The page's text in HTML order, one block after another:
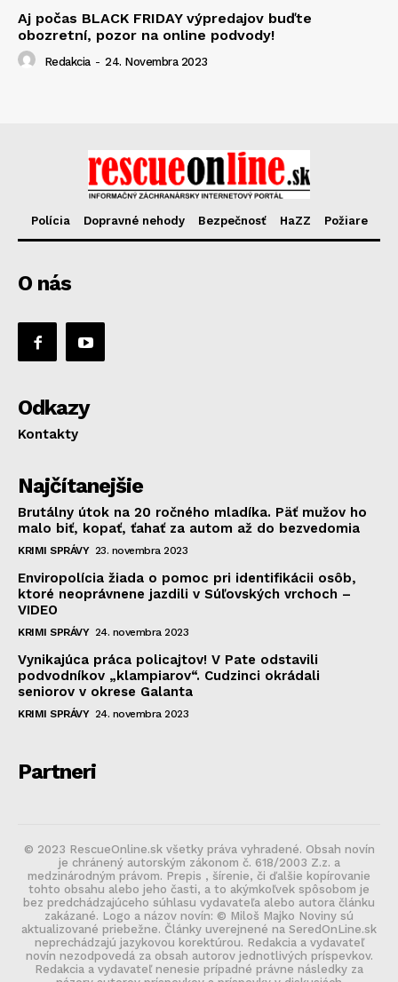
Aj počas BLACK FRIDAY výpredajov buďte
obozretní, pozor na online podvody!
Redakcia - 24. Novembra 2023
Polícia Dopravné nehody Bezpečnosť HaZZ Požiare
O nás
Odkazy
Kontakty
Najčítanejšie
Brutálny útok na 20 ročného mladíka. Päť mužov ho
malo biť, kopať, ťahať za autom až do bezvedomia
KRIMI SPRÁVY 23. novembra 2023
Enviropolícia žiada o pomoc pri identifikácii osôb,
ktoré neoprávnene jazdili v Súľovských vrchoch –
VIDEO
KRIMI SPRÁVY 24. novembra 2023
Vynikajúca práca policajtov! V Pate odstavili
podvodníkov „klampiarov“. Cudzinci okrádali
seniorov v okrese Galanta
KRIMI SPRÁVY 24. novembra 2023
Partneri
© 2023 RescueOnline.sk všetky práva vyhradené. Obsah novín
je chránený autorským zákonom č. 618/2003 Z.z. a
medzinárodným právom. Prepis , šírenie, či ďalšie kopírovanie
tohto obsahu alebo jeho časti, a to akýmkoľvek spôsobom je
bez predchádzajúceho súhlasu vydavateľa alebo autora článku
zakázané. Logo a názov novín: © Miloš Majko Noviny sú
aktualizované priebežne. Články uverejnené na SeredOnLine.sk
neprechádzajú jazykovou korektúrou. Redakcia a vydavateľ
novín nezodpovedá za obsah autorov jednotlivých príspevkov.
Redakcia a vydavateľ nenesie prípadné právne následky za